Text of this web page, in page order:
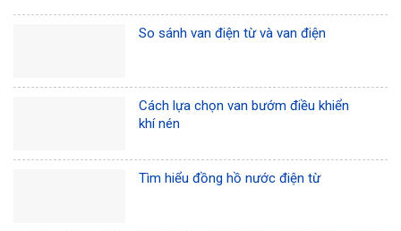
So sánh van điện từ và van điện
Cách lựa chọn van bướm điều khiển
khí nén
Tìm hiểu đồng hồ nước điện từ